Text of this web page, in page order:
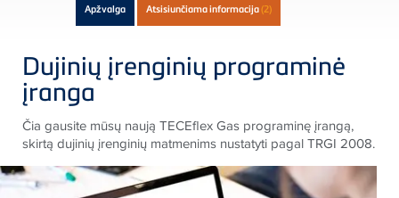
Apžvalga Atsisiunčiama informacija(2)
Dujinių įrenginių programinė
įranga
Čia gausite mūsų naują TECEflex Gas programinę įrangą,
skirtą dujinių įrenginių matmenims nustatyti pagal TRGI 2008.